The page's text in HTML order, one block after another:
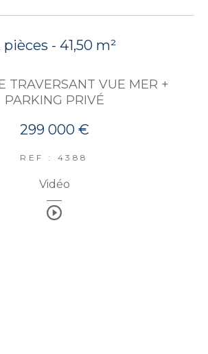
pièces - 41,50 m²
TRAVERSANT VUE MER +
PARKING PRIVÉ
299 000 €
REF : 4388
Vidéo